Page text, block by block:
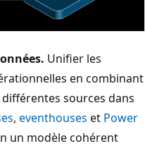
Unifier les
en combinant
sources dans
, eventhouses et Power
un modèle cohérent